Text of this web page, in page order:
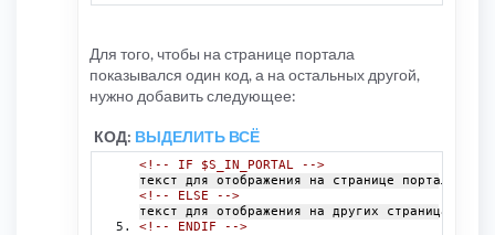
Для того, чтобы на странице портала
показывался один код, а на остальных другой,
нужно добавить следующее:
КОД: ВЫДЕЛИТЬ ВСЁ
<!-- IF $S_IN_PORTAL -->
текст для отображения на странице портала
<!-- ELSE -->
текст для отображения на других страницах
<!-- ENDIF -->